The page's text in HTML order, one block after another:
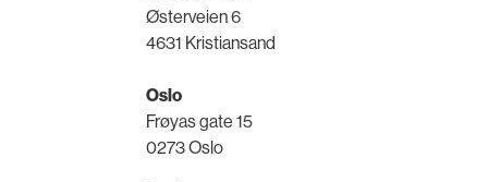
Østerveien 6
4631 Kristiansand
Oslo
Frøyas gate 15
0273 Oslo